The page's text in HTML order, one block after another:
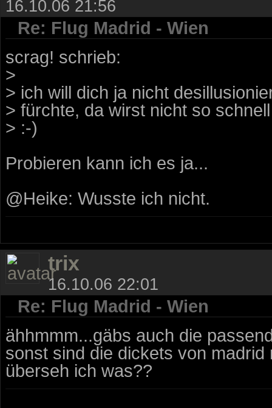
16.10.06 21:56
Re: Flug Madrid - Wien
scrag! schrieb:
>
> ich will dich ja nicht
> fürchte, da wirst nicht so
> :-)
Probieren kann ich es ja...
@Heike: Wusste ich nicht.
trix
16.10.06 22:01
Re: Flug Madrid - Wien
ähhmmm...gäbs auch die
sonst sind die dickets von
überseh ich was??